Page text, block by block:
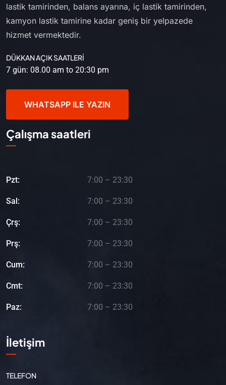
lastik tamirinden, balans ayarına, iç lastik tamirinden,
kamyon lastik tamirine kadar geniş bir yelpazede
hizmet vermektedir.
DÜKKAN AÇIK SAATLERİ
7 gün: 08.00 am to 20:30 pm
WHATSAPP ILE YAZIN
Çalışma saatleri
Pzt: 7:00 – 23:30
Sal: 7:00 – 23:30
Çrş: 7:00 – 23:30
Prş: 7:00 – 23:30
Cum: 7:00 – 23:30
Cmt: 7:00 – 23:30
Paz: 7:00 – 23:30
İletişim
TELEFON